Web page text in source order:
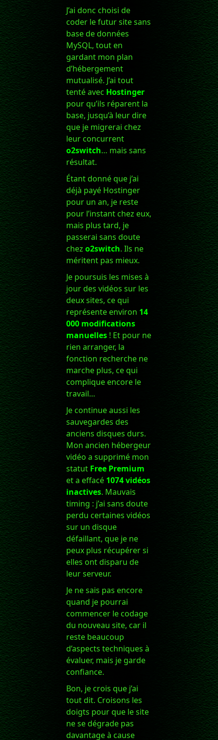
J’ai donc choisi de
coder le futur site sans
base de données
MySQL, tout en
gardant mon plan
d’hébergement
mutualisé. J’ai tout
tenté avec Hostinger
pour qu’ils réparent la
base, jusqu’à leur dire
que je migrerai chez
leur concurrent
o2switch… mais sans
résultat.
Étant donné que j’ai
déjà payé Hostinger
pour un an, je reste
pour l’instant chez eux,
mais plus tard, je
passerai sans doute
chez o2switch. Ils ne
méritent pas mieux.
Je poursuis les mises à
jour des vidéos sur les
deux sites, ce qui
représente environ 14
000 modifications
manuelles ! Et pour ne
rien arranger, la
fonction recherche ne
marche plus, ce qui
complique encore le
travail…
Je continue aussi les
sauvegardes des
anciens disques durs.
Mon ancien hébergeur
vidéo a supprimé mon
statut Free Premium
et a effacé 1074 vidéos
inactives. Mauvais
timing : j’ai sans doute
perdu certaines vidéos
sur un disque
défaillant, que je ne
peux plus récupérer si
elles ont disparu de
leur serveur.
Je ne sais pas encore
quand je pourrai
commencer le codage
du nouveau site, car il
reste beaucoup
d’aspects techniques à
évaluer, mais je garde
confiance.
Bon, je crois que j’ai
tout dit. Croisons les
doigts pour que le site
ne se dégrade pas
davantage à cause